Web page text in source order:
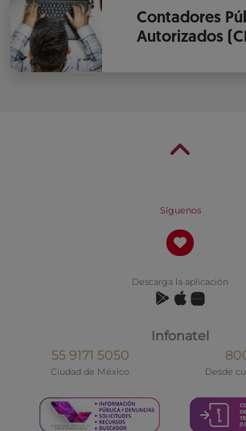
Contadores
Autorizados
Síguenos
Descarga la aplicación
Infonatel
55 9171 5050
Ciudad de México Desde